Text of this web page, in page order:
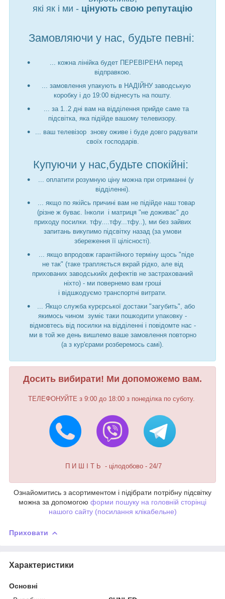
які як і ми - цінують свою репутацію
Замовляючи у нас, будьте певні:
... кожна лінійка будет ПЕРЕВІРЕНА перед
відправкою.
... замовлення упакують в НАДІЙНУ заводськую
коробку і до 19:00 віднесуть на пошту.
... за 1..2 дні вам на відділення прийде саме та
підсвітка, яка підійде вашому телевизору.
... ваш телевізор знову оживе і буде довго радувати
своїх господарів.
Купуючи у нас,будьте спокійні:
... оплатити розумную ціну можна при отриманні (у
відділенні).
... якщо по якійсь причині вам не підійде наш товар
(різне ж буває. Інколи і матриця "не доживає" до
приходу посилки. тфу....тфу...тфу..), ми без зайвих
запитань викупимо підсвітку назад (за умови
збереження її цілісності).
... якщо впродовж гарантійного терміну щось "піде
не так" (таке трапляється вкрай рідко, але від
прихованих заводськийх дефектів не застрахований
ніхто) - ми повернемо вам гроші
і відшкодуємо транспортні витрати.
... Якщо служба курєрської достаки "загубить", або
якимось чином зуміє таки пошкодити упаковку -
відмовтесь від посилки на відділенні і повідомте нас -
ми в той же день вишлемо ваше замовлення повторно
(а з кур'єрами розберемось самі).
Досить вибирати! Ми допоможемо вам.
ТЕЛЕФОНУЙТЕ з 9:00 до 18:00 з понеділка по суботу.
П И Ш І Т Ь - цілодобово - 24/7
Ознайомитись з асортиментом і підібрати потрібну підсвітку
можна за допомогою форми пошуку на головній сторінці
нашого сайту (посилання клікабельне)
Приховати
Характеристики
Основні